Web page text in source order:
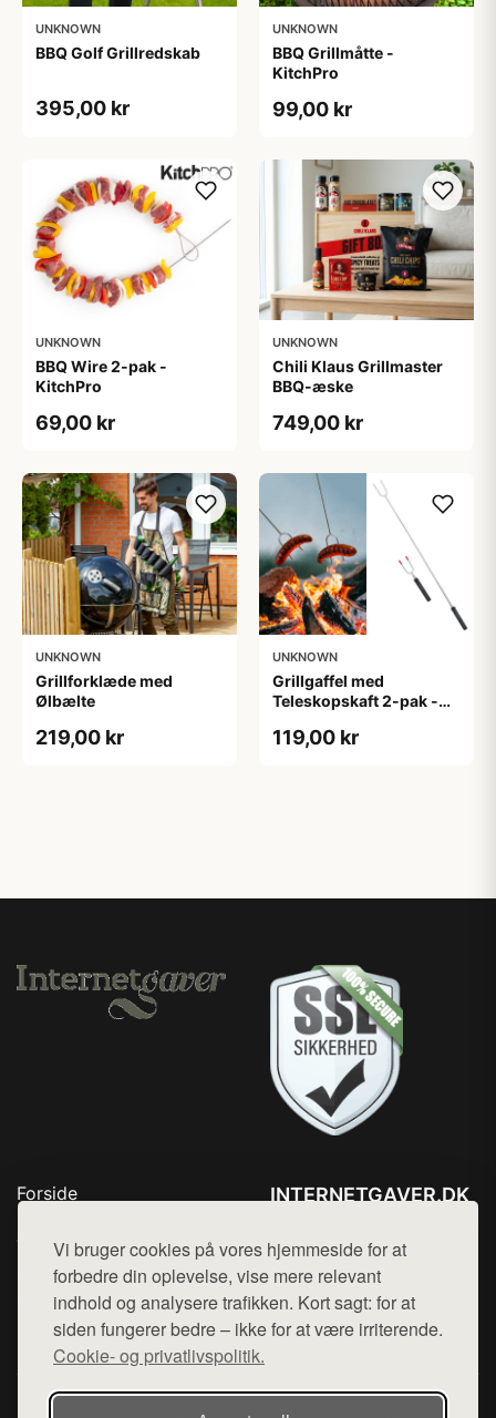
Vi bruger cookies på vores hjemmeside for at
forbedre din oplevelse, vise mere relevant
indhold og analysere trafikken. Kort sagt: for at
siden fungerer bedre – ikke for at være irriterende.
Cookie- og privatlivspolitik.
UNKNOWN
BBQ Golf Grillredskab
395,00 kr
UNKNOWN
BBQ Grillmåtte -
KitchPro
99,00 kr
UNKNOWN
BBQ Wire 2-pak -
KitchPro
69,00 kr
UNKNOWN
Chili Klaus Grillmaster
BBQ-æske
749,00 kr
UNKNOWN
Grillforklæde med
Ølbælte
219,00 kr
UNKNOWN
Grillgaffel med
Teleskopskaft 2-pak -
119,00 kr
Forside
Top Rabatter
Blog
Kontakt
INTERNETGAVER.DK
Mail: hej@want.dk
Cookie- og privatlivspolitik